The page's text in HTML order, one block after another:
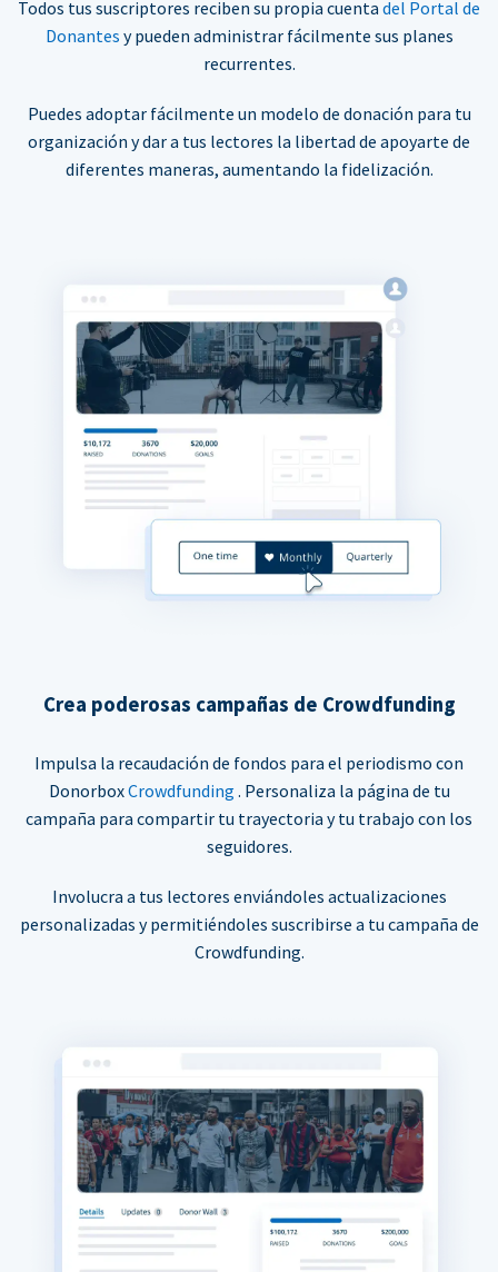
Todos tus suscriptores reciben su propia cuenta del Portal de
Donantes y pueden administrar fácilmente sus planes
recurrentes.
Puedes adoptar fácilmente un modelo de donación para tu
organización y dar a tus lectores la libertad de apoyarte de
diferentes maneras, aumentando la fidelización.
Crea poderosas campañas de Crowdfunding
Impulsa la recaudación de fondos para el periodismo con
DonorboxCrowdfunding . Personaliza la página de tu
campaña para compartir tu trayectoria y tu trabajo con los
seguidores.
Involucra a tus lectores enviándoles actualizaciones
personalizadas y permitiéndoles suscribirse a tu campaña de
Crowdfunding.